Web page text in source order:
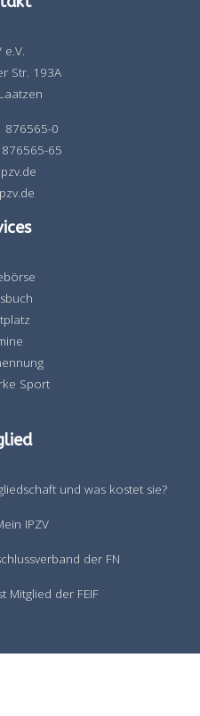
e.V.
Str. 193A
876565-0
65
Sport
und was kostet sie?
IPZV
der FN
Mitglied der FEIF